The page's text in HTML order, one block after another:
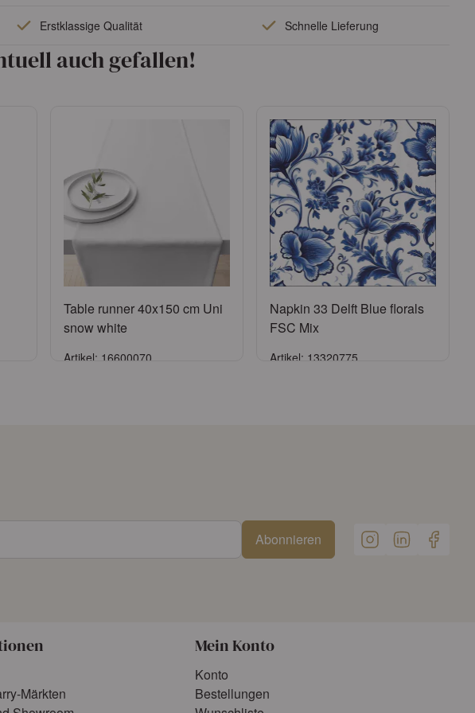
Erstklassige Qualität Schnelle Lieferung
auch gefallen!
Table runner 40x150 cm Uni
snow white
Artikel: 16600070
Napkin 33 Delft Blue florals
FSC Mix
Artikel: 13320775
Abonnieren
Märkten
Mein Konto
Konto
Bestellungen